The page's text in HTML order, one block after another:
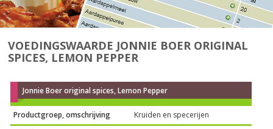
VOEDINGSWAARDE JONNIE BOER ORIGINAL
SPICES, LEMON PEPPER
Jonnie Boer original spices, Lemon Pepper
Productgroep, omschrijving
Kruiden en specerijen